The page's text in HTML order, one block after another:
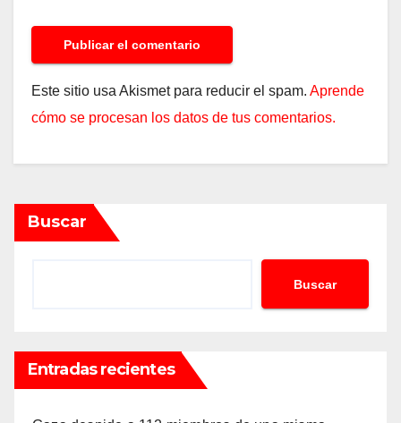
Este sitio usa Akismet para reducir el spam. Aprende
cómo se procesan los datos de tus comentarios.
Buscar
Buscar
Entradas recientes